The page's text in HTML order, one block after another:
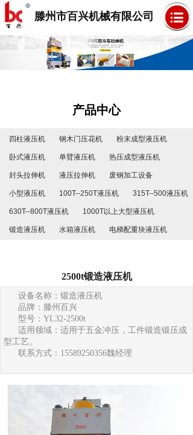
滕州市百兴机械有限公司
产品中心
四柱液压机 钢木门压花机 粉末成型液压机
卧式液压机 单臂液压机 热压成型液压机
封头拉伸机 液压拉伸机 废钢加工设备
小型液压机 100T--250T液压机 315T--500液压机
630T--800T液压机 1000T以上大型液压机
锻造液压机 水箱液压机 电梯配重块液压机
2500t锻造液压机
设备名称：锻造液压机
品牌：滕州百兴
型号：YL32-2500t
适用领域：适用于五金冲压，工件锻造锻压成
型工艺。
联系方式：15589250356魏经理